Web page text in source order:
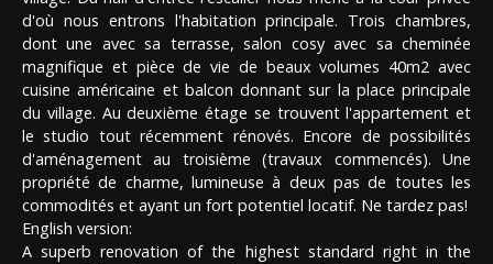
d'où nous entrons l'habitation principale. Trois chambres,
dont une avec sa terrasse, salon cosy avec sa cheminée
magnifique et pièce de vie de beaux volumes 40m2 avec
cuisine américaine et balcon donnant sur la place principale
du village. Au deuxième étage se trouvent l'appartement et
le studio tout récemment rénovés. Encore de possibilités
d'aménagement au troisième (travaux commencés). Une
propriété de charme, lumineuse à deux pas de toutes les
commodités et ayant un fort potentiel locatif. Ne tardez pas!
English version:
A superb renovation of the highest standard right in the